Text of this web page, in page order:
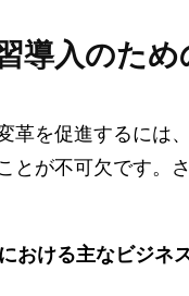
導入のた
革を促進するには
とが不可欠です。
おける主なビジネ